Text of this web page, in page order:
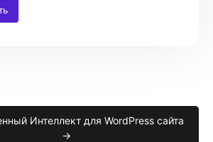
Интеллект для WordPress сайта
→